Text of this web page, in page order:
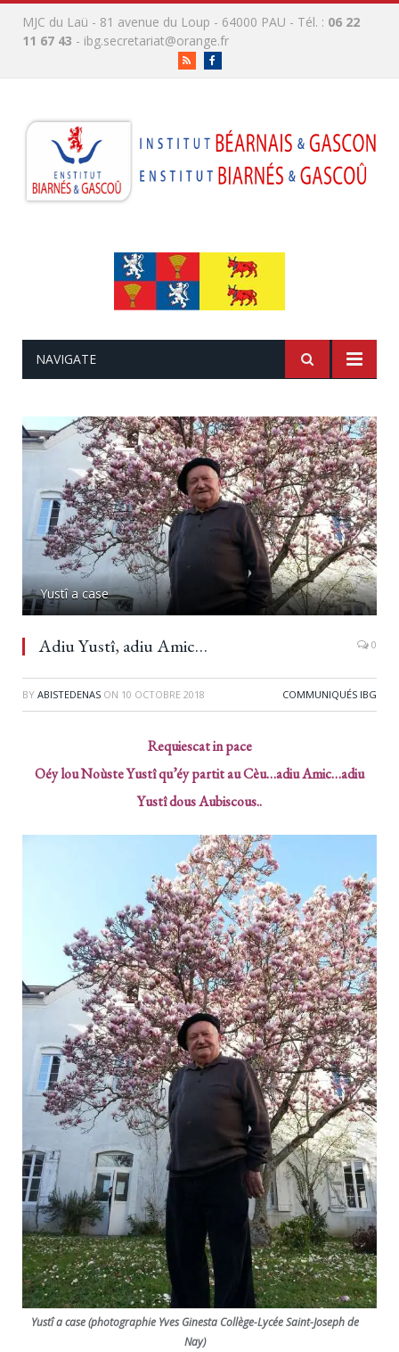
MJC du Laü - 81 avenue du Loup - 64000 PAU - Tél. : 06 22
11 67 43 - ibg.secretariat@orange.fr
RSS
NAVIGATE
Yustî a case
Adiu Yustî, adiu Amic… 0
BY ABISTEDENAS ON 10 OCTOBRE 2018 COMMUNIQUÉS IBG
Requiescat in pace
Oéy lou Noùste Yustî qu’éy partit au Cèu…adiu Amic…adiu
Yustî dous Aubiscous..
Yustî a case (photographie Yves Ginesta Collège-Lycée Saint-Joseph de
Nay)